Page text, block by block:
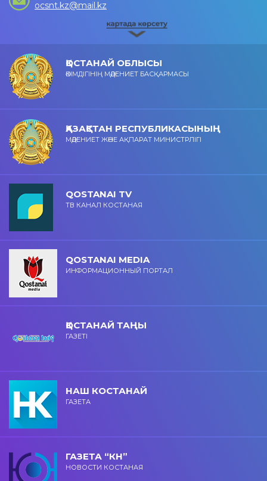
ocsnt.kz@mail.kz
ҚОСТАНАЙ ОБЛЫСЫ
ӘКІМДІГІНІҢ МӘДЕНИЕТ БАСҚАРМАСЫ
ҚАЗАҚСТАН РЕСПУБЛИКАСЫНЫҢ
МӘДЕНИЕТ ЖӘНЕ АҚПАРАТ МИНИСТРЛІГІ
QOSTANAI TV
ТВ КАНАЛ КОСТАНАЯ
QOSTANAI MEDIA
ИНФОРМАЦИОННЫЙ ПОРТАЛ
ҚОСТАНАЙ ТАҢЫ
ГАЗЕТІ
НАШ КОСТАНАЙ
ГАЗЕТА
ГАЗЕТА “КН”
НОВОСТИ КОСТАНАЯ